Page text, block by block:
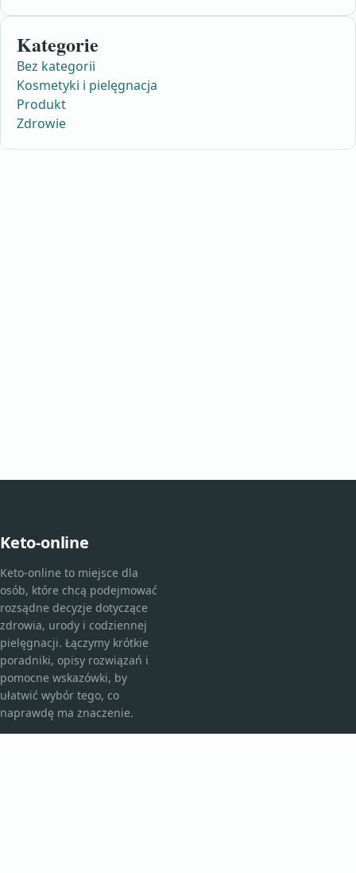
Kategorie
Bez kategorii
Kosmetyki i pielęgnacja
Produkt
Zdrowie
Keto-online
Keto-online to miejsce dla
osób, które chcą podejmować
rozsądne decyzje dotyczące
zdrowia, urody i codziennej
pielęgnacji. Łączymy krótkie
poradniki, opisy rozwiązań i
pomocne wskazówki, by
ułatwić wybór tego, co
naprawdę ma znaczenie.